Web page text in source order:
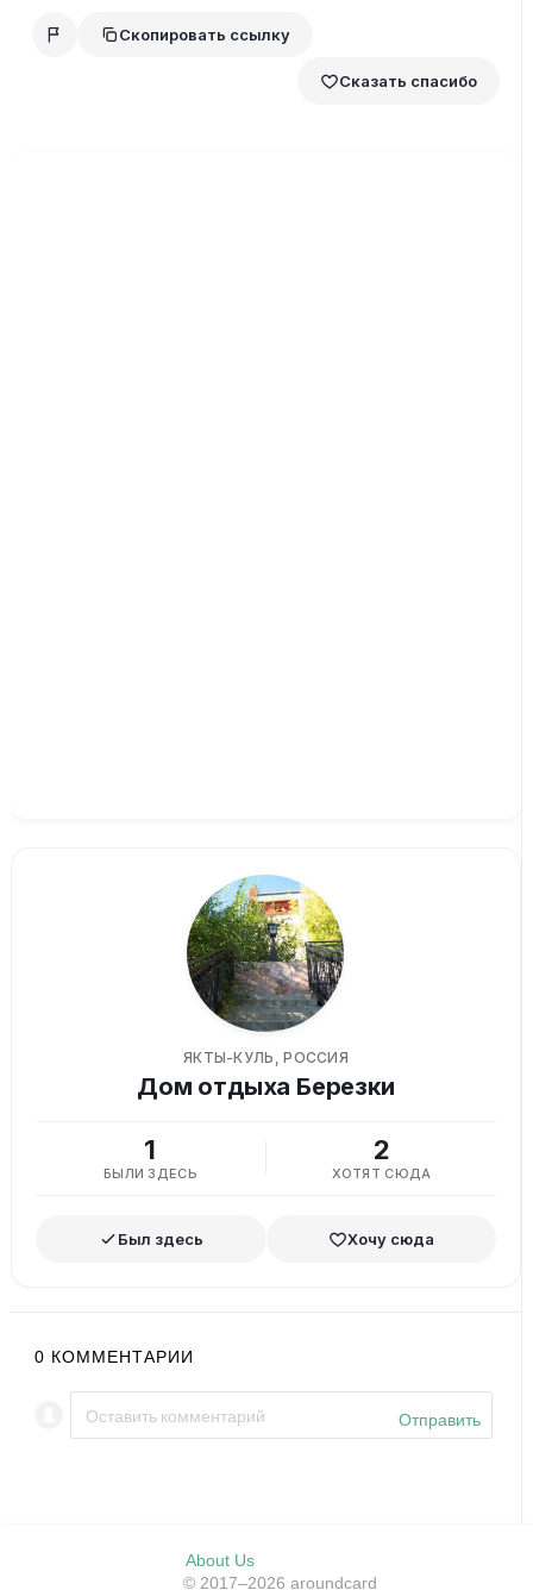
Скопировать ссылку
Сказать спасибо
ЯКТЫ-КУЛЬ, РОССИЯ
Дом отдыха Березки
1
БЫЛИ ЗДЕСЬ
2
ХОТЯТ СЮДА
Был здесь Хочу сюда
0 КОММЕНТАРИИ
Отправить
About Us
© 2017–2026 aroundcard